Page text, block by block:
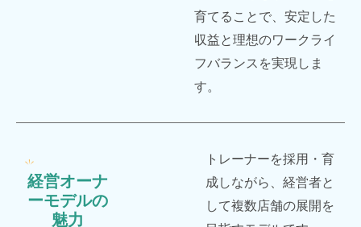
育てることで、安定した
収益と理想のワークライ
フバランスを実現しま
す。
経営オーナ
ーモデルの
魅力
トレーナーを採用・育
成しながら、経営者と
して複数店舗の展開を